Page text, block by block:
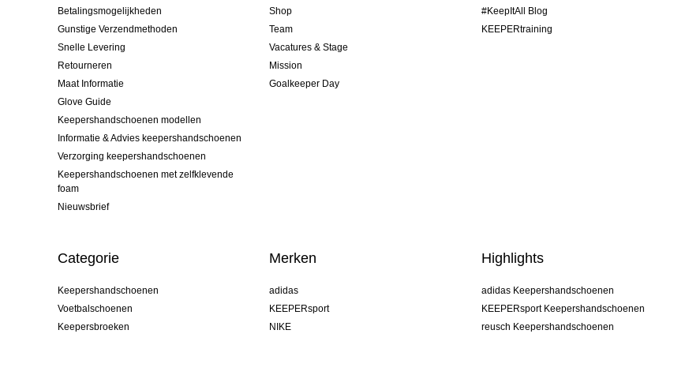
Betalingsmogelijkheden
Gunstige Verzendmethoden
Snelle Levering
Retourneren
Maat Informatie
Glove Guide
Keepershandschoenen modellen
Informatie & Advies keepershandschoenen
Verzorging keepershandschoenen
Keepershandschoenen met zelfklevende
foam
Nieuwsbrief
Shop
Team
Vacatures & Stage
Mission
Goalkeeper Day
#KeepItAll Blog
KEEPERtraining
Categorie
Keepershandschoenen
Voetbalschoenen
Keepersbroeken
Merken
adidas
KEEPERsport
NIKE
Highlights
adidas Keepershandschoenen
KEEPERsport Keepershandschoenen
reusch Keepershandschoenen